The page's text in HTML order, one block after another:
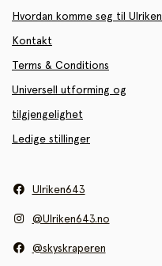
Hvordan komme seg til Ulriken
Kontakt
Terms & Conditions
Universell utforming og
tilgjengelighet
Ledige stillinger
Ulriken643
@Ulriken643.no
@skyskraperen